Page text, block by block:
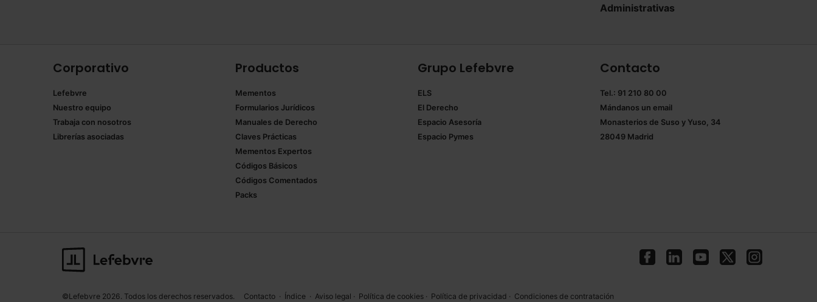
Administrativas
Corporativo
Lefebvre
Nuestro equipo
Trabaja con nosotros
Librerías asociadas
Productos
Mementos
Formularios Jurídicos
Manuales de Derecho
Claves Prácticas
Mementos Expertos
Códigos Básicos
Códigos Comentados
Packs
Grupo Lefebvre
ELS
El Derecho
Espacio Asesoría
Espacio Pymes
Contacto
Tel.: 91 210 80 00
Mándanos un email
Monasterios de Suso y Yuso, 34
28049 Madrid
©Lefebvre 2026. Todos los derechos reservados. Contacto · Índice · Aviso legal · Política de cookies · Política de privacidad · Condiciones de contratación